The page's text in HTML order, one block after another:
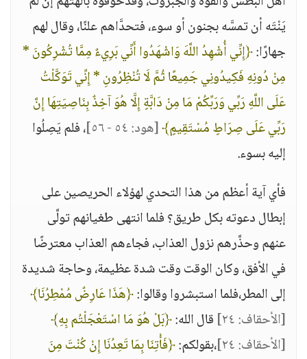
يَنْتَه أن تمسَّه بجنون أو سوء، فتحدَّاهم علنًا، وقال لهم
جهارًا:﴿إِنِّي أُشْهِدُ اللَّهَ وَاشْهَدُوا أَنِّي بَرِيءٌ مِمَّا تُشْرِكُونَ *
مِنْ دُونِهِ فَكِيدُونِي جَمِيعًا ثُمَّ لَا تُنْظِرُونِ * إِنِّي تَوَكَّلْتُ
عَلَى اللَّهِ رَبِّي وَرَبِّكُمْ مَا مِنْ دَابَّةٍ إِلَّا هُوَ آخِذٌ بِنَاصِيَتِهَا إِنَّ
رَبِّي عَلَى صِرَاطٍ مُسْتَقِيمٍ﴾[هود: ٥٤ - ٥٦]
، فلم يَصِلُوا
إليه بسوء.
فأي آية أعظم من هذا التحدي لهؤلاء الحريصين على
إبطال دعوته بكل طريق؟ فلما انتهى طغيانهم تولَّى
عنهم وحذَّرهم نزول العذاب، فجاءهم العذاب معترضًا
في الأفق، وكان الوقت وقت شدة عظيمة، وحاجة شديدة
إلى المطر،فلما استبشروا وقالوا:﴿هَذَا عَارِضٌ مُمْطِرُنَا﴾
[الأحقاف: ٢٤]
قال الله:﴿بَلْ هُوَ مَا اسْتَعْجَلْتُم بِهِ﴾
[الأحقاف: ٢٤]
،بقولكم:﴿فَأْتِنَا بِمَا تَعِدُنَا إِنْ كُنْتَ مِنَ